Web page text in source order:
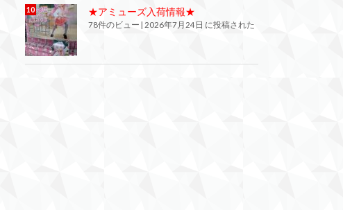
★アミューズ入荷情報★
78件のビュー | 2026年7月24日 に投稿された